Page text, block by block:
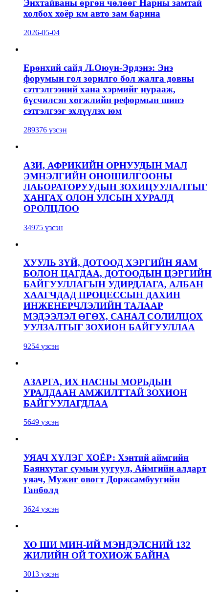
Энхтайваны өргөн чөлөөг Нарны замтай
холбох хоёр км авто зам барина
2026-05-04
Ерөнхий сайд Л.Оюун-Эрдэнэ: Энэ
форумын гол зорилго бол жалга довны
сэтгэлгээний хана хэрмийг нурааж,
бүсчилсэн хөгжлийн реформын шинэ
сэтгэлгээг эхлүүлэх юм
289376 үзсэн
АЗИ, АФРИКИЙН ОРНУУДЫН МАЛ
ЭМНЭЛГИЙН ОНОШИЛГООНЫ
ЛАБОРАТОРУУДЫН ЗОХИЦУУЛАЛТЫГ
ХАНГАХ ОЛОН УЛСЫН ХУРАЛД
ОРОЛЦЛОО
34975 үзсэн
ХУУЛЬ ЗҮЙ, ДОТООД ХЭРГИЙН ЯАМ
БОЛОН ЦАГДАА, ДОТООДЫН ЦЭРГИЙН
БАЙГУУЛЛАГЫН УДИРДЛАГА, АЛБАН
ХААГЧДАД ПРОЦЕССЫН ДАХИН
ИНЖЕНЕРЧЛЭЛИЙН ТАЛААР
МЭДЭЭЛЭЛ ӨГӨХ, САНАЛ СОЛИЛЦОХ
УУЛЗАЛТЫГ ЗОХИОН БАЙГУУЛЛАА
9254 үзсэн
АЗАРГА, ИХ НАСНЫ МОРЬДЫН
УРАЛДААН АМЖИЛТТАЙ ЗОХИОН
БАЙГУУЛАГДЛАА
5649 үзсэн
УЯАЧ ХҮЛЭГ ХОЁР: Хэнтий аймгийн
Баянхутаг сумын уугуул, Аймгийн алдарт
уяач, Мужиг овогт Доржсамбуугийн
Ганболд
3624 үзсэн
ХО ШИ МИН-ИЙ МЭНДЭЛСНИЙ 132
ЖИЛИЙН ОЙ ТОХИОЖ БАЙНА
3013 үзсэн